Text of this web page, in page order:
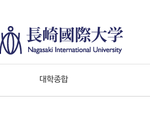
대학종합